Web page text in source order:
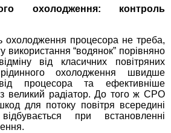
охолодження: контроль
охолодження процесора не треба,
використання “водянок” порівняно
від класичних повітряних
охолодження швидше
процесора та ефективніше
великий радіатор. До того ж СРО
для потоку повітря всередині
при встановленні